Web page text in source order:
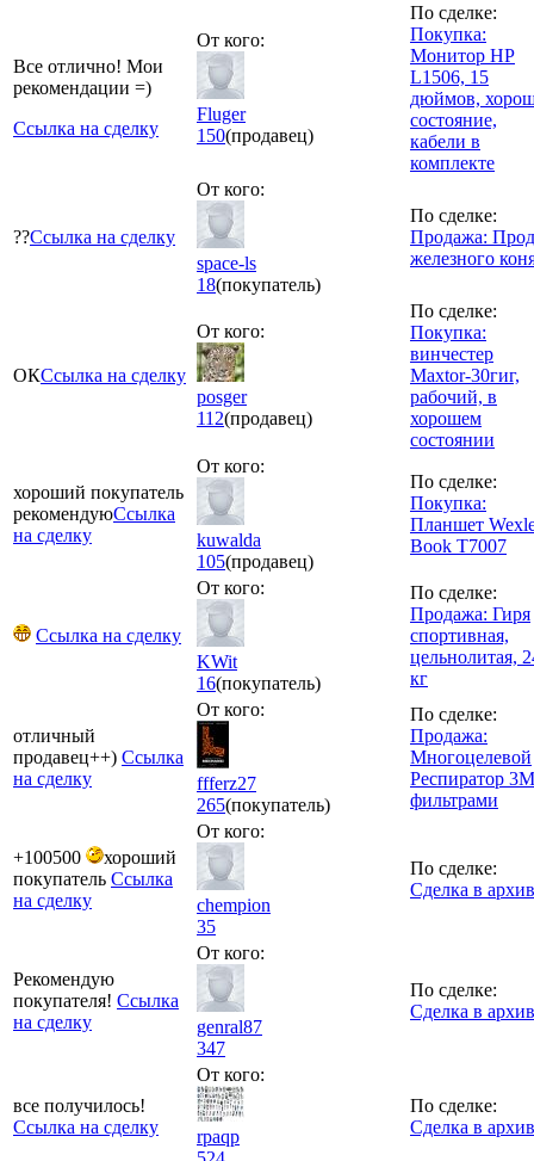
Все отлично! Мои
рекомендации =)
Ссылка на сделку
От кого:
Fluger
150(продавец)
По сделке:
Покупка:
Монитор HP
L1506, 15
дюймов,
состояние,
кабели в
комплекте
??Ссылка на сделку
От кого:
space-ls
18(покупатель)
По сделке:
Продажа:
железного
ОКСсылка на сделку
От кого:
posger
112(продавец)
По сделке:
Покупка:
винчестер
Maxtor-30гиг,
рабочий, в
хорошем
состоянии
хороший покупатель
рекомендуюСсылка
на сделку
От кого:
kuwalda
105(продавец)
По сделке:
Покупка:
Планшет
Book T7007
Ссылка на сделку
От кого:
KWit
16(покупатель)
По сделке:
Продажа: Гиря
спортивная,
цельнолитая,
кг
отличный
продавец++) Ссылка
на сделку
От кого:
ffferz27
265(покупатель)
По сделке:
Продажа:
Многоцелевой
Респиратор
фильтрами
+100500
хороший
покупатель Ссылка
на сделку
От кого:
chempion
35
По сделке:
Сделка в
Рекомендую
покупателя! Ссылка
на сделку
От кого:
genral87
347
По сделке:
Сделка в
все получилось!
Ссылка на сделку
От кого:
rpaqp
По сделке:
Сделка в